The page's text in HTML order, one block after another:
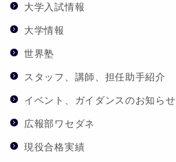
大学入試情報
大学情報
世界塾
スタッフ、講師、担任助手紹介
イベント、ガイダンスのお知らせ
広報部ワセダネ
現役合格実績